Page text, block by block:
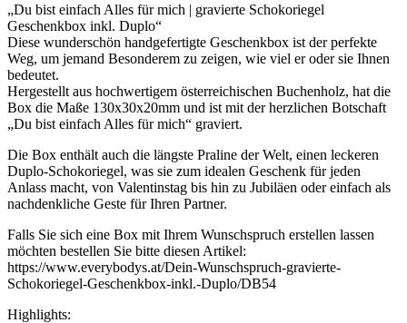
„Du bist einfach Alles für mich | gravierte Schokoriegel
Geschenkbox inkl. Duplo“
Diese wunderschön handgefertigte Geschenkbox ist der perfekte
Weg, um jemand Besonderem zu zeigen, wie viel er oder sie Ihnen
bedeutet.
Hergestellt aus hochwertigem österreichischen Buchenholz, hat die
Box die Maße 130x30x20mm und ist mit der herzlichen Botschaft
„Du bist einfach Alles für mich“ graviert.
Die Box enthält auch die längste Praline der Welt, einen leckeren
Duplo-Schokoriegel, was sie zum idealen Geschenk für jeden
Anlass macht, von Valentinstag bis hin zu Jubiläen oder einfach als
nachdenkliche Geste für Ihren Partner.
Falls Sie sich eine Box mit Ihrem Wunschspruch erstellen lassen
möchten bestellen Sie bitte diesen Artikel:
https://www.everybodys.at/Dein-Wunschspruch-gravierte-
Schokoriegel-Geschenkbox-inkl.-Duplo/DB54
Highlights: